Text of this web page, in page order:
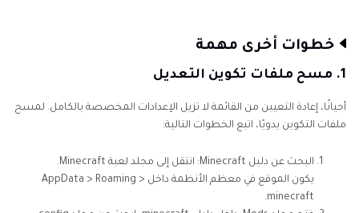
خطوات أخرى مهمة
1. مسح ملفات تكوين التعديل
أحيانًا، إعادة التعيين من القائمة لا تزيل الإعدادات المخصصة بالكامل. لمسح
ملفات التكوين يدويًا، اتبع الخطوات التالية:
البحث عن دليل Minecraft: انتقل إلى مجلد لعبة Minecraft.
يكون الموقع في معظم الأنظمة داخل AppData > Roaming >
minecraft.